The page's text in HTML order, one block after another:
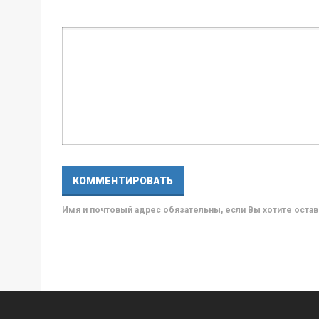
Имя и почтовый адрес обязательны, если Вы хотите